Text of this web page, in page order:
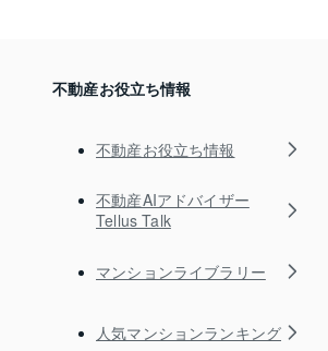
不動産お役立ち情報
不動産お役立ち情報
不動産AIアドバイザー
Tellus Talk
マンションライブラリー
人気マンションランキング